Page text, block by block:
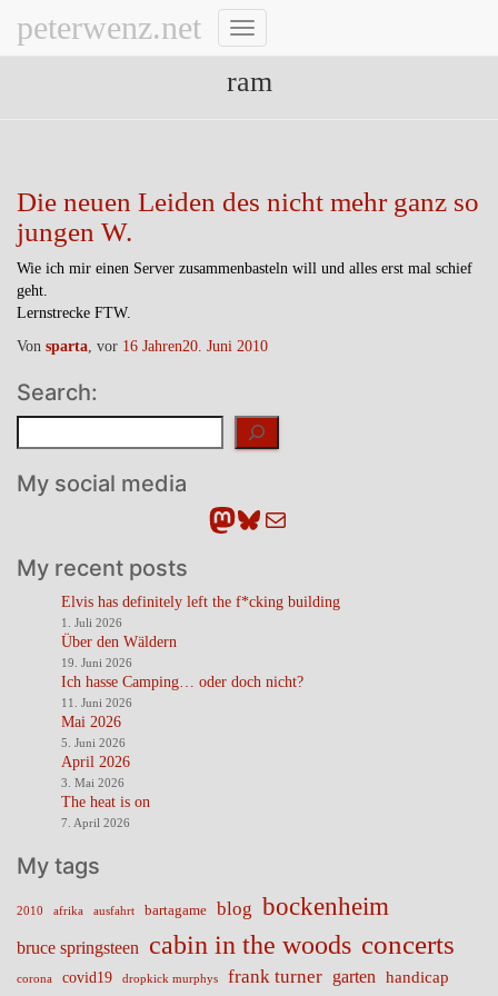
peterwenz.net
Navigation
ram
Die neuen Leiden des nicht mehr ganz so
jungen W.
Wie ich mir einen Server zusammenbasteln will und alles erst mal schief
geht.
Lernstrecke FTW.
Von sparta, vor 16 Jahren20. Juni 2010
Search:
My social media
Mastodon
Bluesky
E-Mail
My recent posts
Elvis has definitely left the f*cking building
1. Juli 2026
Über den Wäldern
19. Juni 2026
Ich hasse Camping… oder doch nicht?
11. Juni 2026
Mai 2026
5. Juni 2026
April 2026
3. Mai 2026
The heat is on
7. April 2026
My tags
2010 afrika ausfahrt bartagame blog bockenheim
bruce springsteen cabin in the woods concerts
corona covid19 dropkick murphys frank turner garten handicap